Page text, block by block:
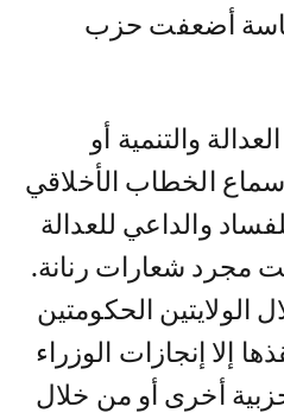
أضعفت حزب
والتنمية أو
الخطاب الأخلاقي
والداعي للعدالة
مجرد شعارات رنانة.
الولايتين الحكومتين
إلا إنجازات الوزراء
أخرى أو من خلال